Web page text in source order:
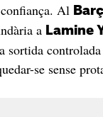
Al
a Lamine
sortida
se sense